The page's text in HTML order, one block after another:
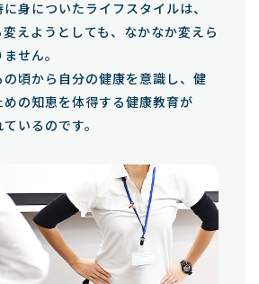
身についたライフスタイルは、
えようとしても、なかなか変えら
せん。
の頃から自分の健康を意識し、健
の知恵を体得する健康教育が
いるのです。